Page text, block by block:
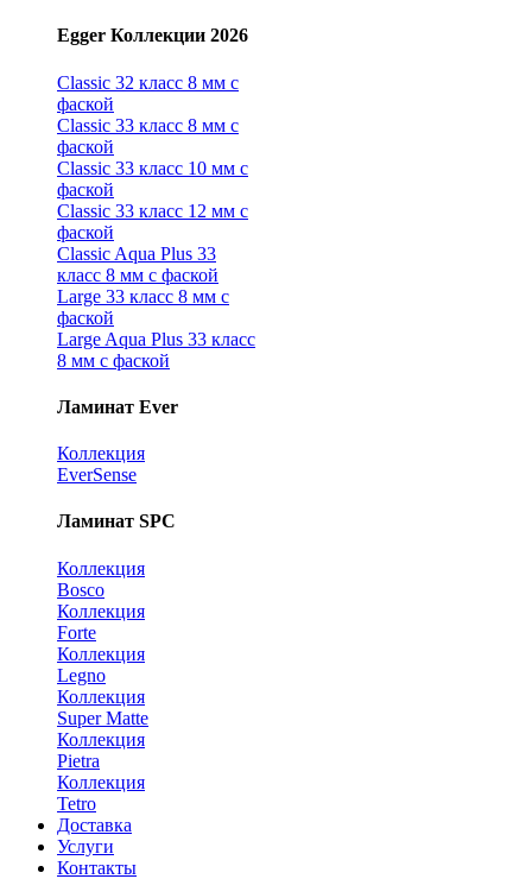
Egger Коллекции 2026
Classic 32 класс 8 мм с
фаской
Classic 33 класс 8 мм с
фаской
Classic 33 класс 10 мм с
фаской
Classic 33 класс 12 мм с
фаской
Classic Aqua Plus 33
класс 8 мм с фаской
Large 33 класс 8 мм с
фаской
Large Aqua Plus 33 класс
8 мм с фаской
Ламинат Ever
Коллекция
EverSense
Ламинат SPC
Коллекция
Bosco
Коллекция
Forte
Коллекция
Legno
Коллекция
Super Matte
Коллекция
Pietra
Коллекция
Tetro
Доставка
Услуги
Контакты